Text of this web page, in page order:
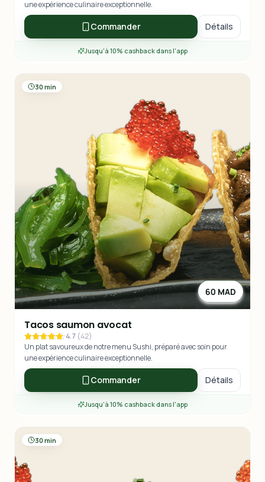
une expérience culinaire exceptionnelle.
Commander Détails
Jusqu'à 10% cashback dans l'app
30 min
60 MAD
Tacos saumon avocat
4.7 (42)
Un plat savoureux de notre menu Sushi, préparé avec soin pour
une expérience culinaire exceptionnelle.
Commander Détails
Jusqu'à 10% cashback dans l'app
30 min